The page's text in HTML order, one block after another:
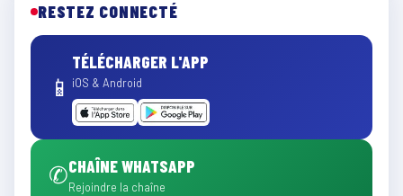
RESTEZ CONNECTÉ
📱
TÉLÉCHARGER L'APP
iOS & Android
✆CHAÎNE WHATSAPP
Rejoindre la chaîne